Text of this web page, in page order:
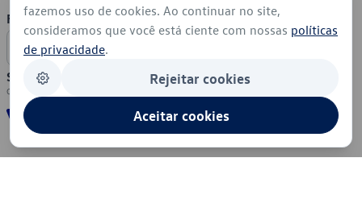
Formas de Pagamento
Segurança
fazemos uso de cookies. Ao continuar no site,
consideramos que você está ciente com nossas políticas
de privacidade.
Rejeitar cookies
Aceitar cookies